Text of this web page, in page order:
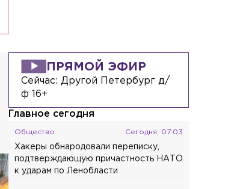
ПРЯМОЙ ЭФИР
Сейчас: Другой Петербург д/
ф 16+
Главное сегодня
Общество Сегодня, 07:03
Хакеры обнародовали переписку,
подтверждающую причастность НАТО
к ударам по Ленобласти